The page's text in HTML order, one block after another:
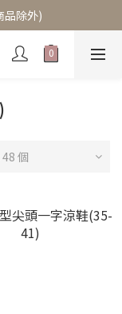
品除外)
品除外)
惠(可疊加折扣)
個